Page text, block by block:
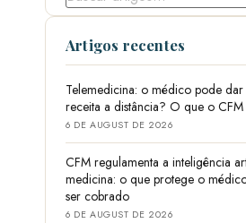
Artigos recentes
Telemedicina: o médico pode dar
receita a distância? O que o
6 DE AUGUST DE 2026
CFM regulamenta a inteligência
medicina: o que protege o
ser cobrado
6 DE AUGUST DE 2026